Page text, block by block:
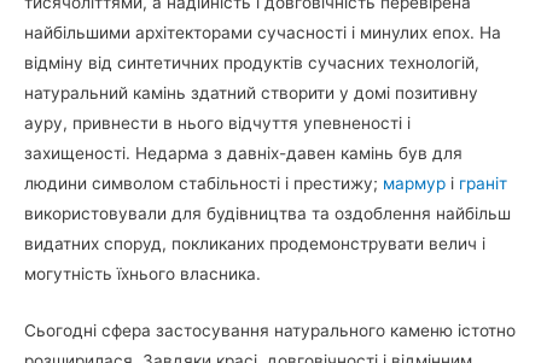
найбільшими архітекторами сучасності і минулих епох. На
відміну від синтетичних продуктів сучасних технологій,
натуральний камінь здатний створити у домі позитивну
ауру, привнести в нього відчуття упевненості і
захищеності. Недарма з давніх-давен камінь був для
людини символом стабільності і престижу; мармур і граніт
використовували для будівництва та оздоблення найбільш
видатних споруд, покликаних продемонструвати велич і
могутність їхнього власника.
Сьогодні сфера застосування натурального каменю істотно